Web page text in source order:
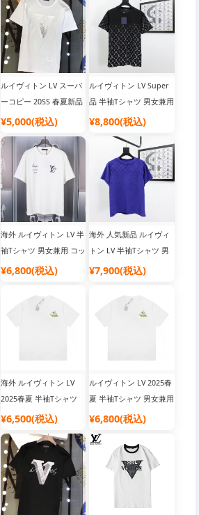
ルイヴィトン LV スーパ
ーコピー 20SS 春夏新品
半袖Tシャツ
¥5,000(税込)
ルイヴィトン LV Super
品 半袖Tシャツ 男女兼用
コットン
¥8,800(税込)
海外 ルイヴィトン LV 半
袖Tシャツ 男女兼用 コッ
トン素材
¥6,800(税込)
海外 人気新品 ルイヴィ
トン LV 半袖Tシャツ 男
女兼用 コットン素材
¥7,900(税込)
海外 ルイヴィトン LV
2025春夏 半袖Tシャツ
男女兼用
¥6,500(税込)
ルイヴィトン LV 2025春
夏 半袖Tシャツ 男女兼用
¥6,800(税込)